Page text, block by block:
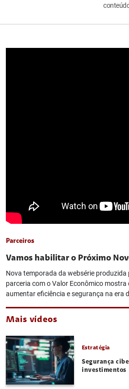
Parceiros
Vamos habilitar o Próximo
Nova temporada da websérie produzida
parceria com o Valor Econômico
aumentar eficiência e segurança na era
Mais vídeos
Estratégia
Segurança
investimentos